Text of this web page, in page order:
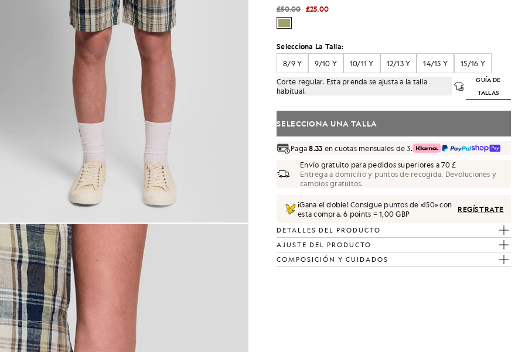
con pantalones cortos a cuadros de mezcla de lino en verde hierba
£50.00 £25.00
Selecciona La Talla:
8/9 Y
9/10 Y 10/11 Y 12/13 Y 14/15 Y
15/16 Y
Corte regular. Esta prenda se ajusta a la talla
habitual.
GUÍA DE
TALLAS
SELECCIONA UNA TALLA
Paga8.33 en cuotas mensuales de 3.
Envío gratuito para pedidos superiores a 70 £
Entrega a domicilio y puntos de recogida. Devoluciones y
cambios gratuitos.
¡Gana el doble! Consigue puntos de «150» con
esta compra.6 points = 1,00 GBP REGÍSTRATE
DETALLES DEL PRODUCTO
AJUSTE DEL PRODUCTO
COMPOSICIÓN Y CUIDADOS